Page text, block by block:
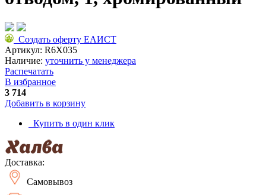
Создать оферту ЕАИСТ
Артикул: R6X035
Наличие: уточнить у менеджера
Распечатать
В избранное
3 714
Добавить в корзину
Купить в один клик
Доставка:
Самовывоз